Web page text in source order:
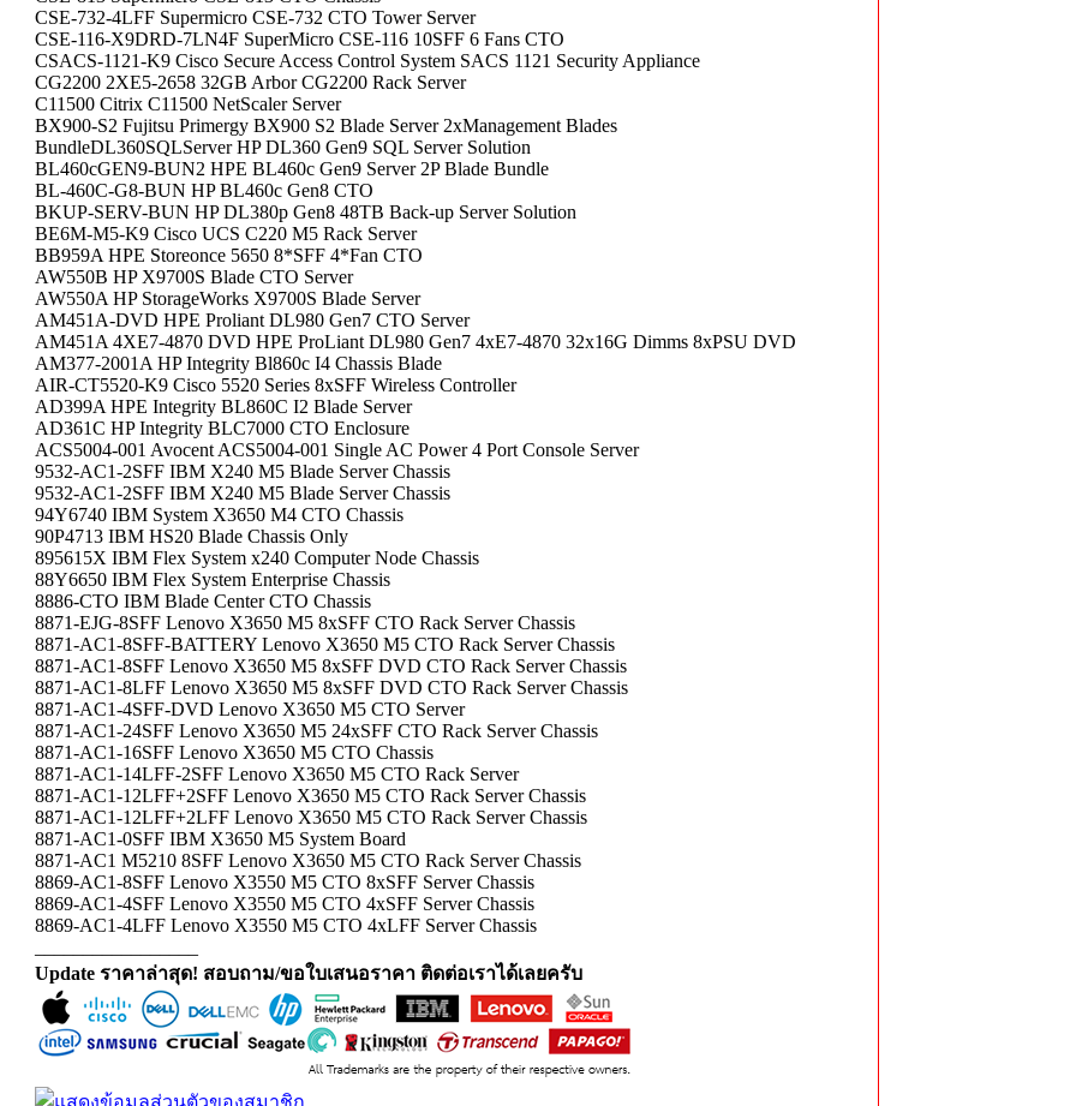
CSE-732-4LFF Supermicro CSE-732 CTO Tower Server
CSE-116-X9DRD-7LN4F SuperMicro CSE-116 10SFF 6 Fans CTO
CSACS-1121-K9 Cisco Secure Access Control System SACS 1121 Security Appliance
CG2200 2XE5-2658 32GB Arbor CG2200 Rack Server
C11500 Citrix C11500 NetScaler Server
BX900-S2 Fujitsu Primergy BX900 S2 Blade Server 2xManagement Blades
BundleDL360SQLServer HP DL360 Gen9 SQL Server Solution
BL460cGEN9-BUN2 HPE BL460c Gen9 Server 2P Blade Bundle
BL-460C-G8-BUN HP BL460c Gen8 CTO
BKUP-SERV-BUN HP DL380p Gen8 48TB Back-up Server Solution
BE6M-M5-K9 Cisco UCS C220 M5 Rack Server
BB959A HPE Storeonce 5650 8*SFF 4*Fan CTO
AW550B HP X9700S Blade CTO Server
AW550A HP StorageWorks X9700S Blade Server
AM451A-DVD HPE Proliant DL980 Gen7 CTO Server
AM451A 4XE7-4870 DVD HPE ProLiant DL980 Gen7 4xE7-4870 32x16G Dimms 8xPSU DVD
AM377-2001A HP Integrity Bl860c I4 Chassis Blade
AIR-CT5520-K9 Cisco 5520 Series 8xSFF Wireless Controller
AD399A HPE Integrity BL860C I2 Blade Server
AD361C HP Integrity BLC7000 CTO Enclosure
ACS5004-001 Avocent ACS5004-001 Single AC Power 4 Port Console Server
9532-AC1-2SFF IBM X240 M5 Blade Server Chassis
9532-AC1-2SFF IBM X240 M5 Blade Server Chassis
94Y6740 IBM System X3650 M4 CTO Chassis
90P4713 IBM HS20 Blade Chassis Only
895615X IBM Flex System x240 Computer Node Chassis
88Y6650 IBM Flex System Enterprise Chassis
8886-CTO IBM Blade Center CTO Chassis
8871-EJG-8SFF Lenovo X3650 M5 8xSFF CTO Rack Server Chassis
8871-AC1-8SFF-BATTERY Lenovo X3650 M5 CTO Rack Server Chassis
8871-AC1-8SFF Lenovo X3650 M5 8xSFF DVD CTO Rack Server Chassis
8871-AC1-8LFF Lenovo X3650 M5 8xSFF DVD CTO Rack Server Chassis
8871-AC1-4SFF-DVD Lenovo X3650 M5 CTO Server
8871-AC1-24SFF Lenovo X3650 M5 24xSFF CTO Rack Server Chassis
8871-AC1-16SFF Lenovo X3650 M5 CTO Chassis
8871-AC1-14LFF-2SFF Lenovo X3650 M5 CTO Rack Server
8871-AC1-12LFF+2SFF Lenovo X3650 M5 CTO Rack Server Chassis
8871-AC1-12LFF+2LFF Lenovo X3650 M5 CTO Rack Server Chassis
8871-AC1-0SFF IBM X3650 M5 System Board
8871-AC1 M5210 8SFF Lenovo X3650 M5 CTO Rack Server Chassis
8869-AC1-8SFF Lenovo X3550 M5 CTO 8xSFF Server Chassis
8869-AC1-4SFF Lenovo X3550 M5 CTO 4xSFF Server Chassis
8869-AC1-4LFF Lenovo X3550 M5 CTO 4xLFF Server Chassis
Update ราคาล่าสุด! สอบถาม/ขอใบเสนอราคา ติดต่อเราได้เลยครับ